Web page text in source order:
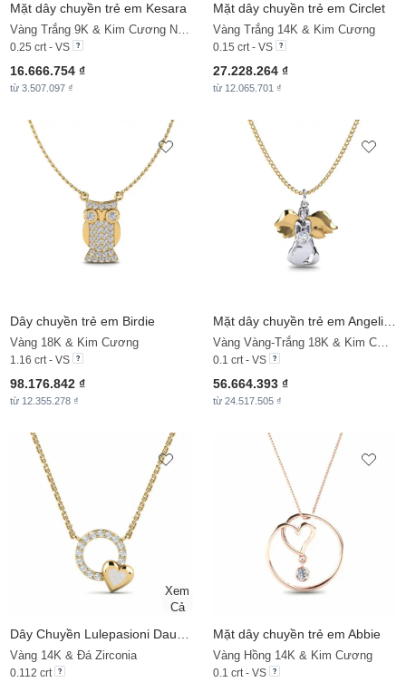
Mặt dây chuyền trẻ em Kesara
Vàng Trắng 9K & Kim Cương Nhân Tạo
0.25 crt - VS
16.666.754 ₫
từ 3.507.097 ₫
Mặt dây chuyền trẻ em Circlet
Vàng Trắng 14K & Kim Cương
0.15 crt - VS
27.228.264 ₫
từ 12.065.701 ₫
Dây chuyền trẻ em Birdie
Vàng 18K & Kim Cương
1.16 crt - VS
98.176.842 ₫
từ 12.355.278 ₫
Vàng Vàng-Trắng 18K & Kim Cương
0.1 crt - VS
56.664.393 ₫
từ 24.517.505 ₫
Dây Chuyền Lulepasioni Daughter
Vàng 14K & Đá Zirconia
0.112 crt
Mặt dây chuyền trẻ em Abbie
Vàng Hồng 14K & Kim Cương
0.1 crt - VS